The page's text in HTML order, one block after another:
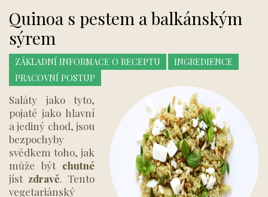
Quinoa s pestem a balkánským
sýrem
ZÁKLADNÍ INFORMACE O RECEPTU
INGREDIENCE
PRACOVNÍ POSTUP
Saláty jako tyto,
pojaté jako hlavní
a jediný chod, jsou
bezpochyby
svědkem toho, jak
může být chutné
jíst zdravě. Tento
vegetariánský